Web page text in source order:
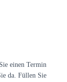
einen Termin
da. Füllen Sie